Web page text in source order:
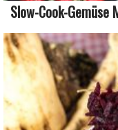
Slow-Cook-